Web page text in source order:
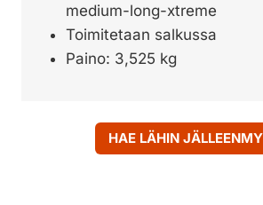
medium-long-xtreme
Toimitetaan salkussa
Paino: 3,525 kg
HAE LÄHIN